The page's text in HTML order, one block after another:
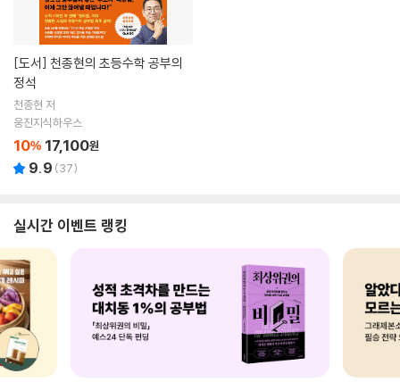
[도서]
정석
천종현 저
웅진지식하우스
10% 17,100원
9.9 (37)
실시간 이벤트 랭킹